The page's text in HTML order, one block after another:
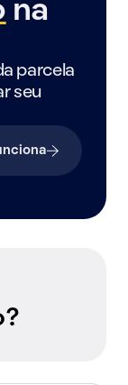
na
parcela
seu